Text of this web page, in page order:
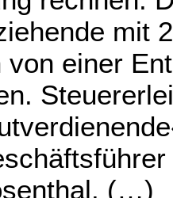
mit
von einer
(…)